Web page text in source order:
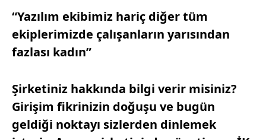
“Yazılım ekibimiz hariç diğer tüm
ekiplerimizde çalışanların yarısından
fazlası kadın”
Şirketiniz hakkında bilgi verir misiniz?
Girişim fikrinizin doğuşu ve bugün
geldiği noktayı sizlerden dinlemek